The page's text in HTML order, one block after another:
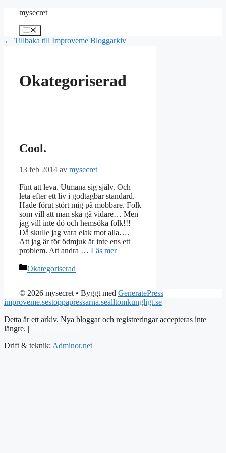
Hoppa
innehåll
mysecret
Meny
← Tillbaka till Improveme Bloggarkiv
Okategoriserad
Cool.
13 feb 2014 av mysecret
Fint att leva. Utmana sig själv. Och
leta efter ett liv i godtagbar standard.
Hade förut stört mig på mobbare. Folk
som vill att man ska gå vidare… Men
jag vill inte dö och hemsöka folk!!!
Då skulle jag vara elak mot alla….
Att jag är för ödmjuk är inte ens ett
problem. Att andra … Läs mer
Kategorier
Okategoriserad
© 2026 mysecret • Byggt med GeneratePress
improveme.sestoppapressarna.sealltomkungligt.se
Detta är ett arkiv. Nya bloggar och registreringar accepteras inte
längre. |
Drift & teknik: Adminor.net